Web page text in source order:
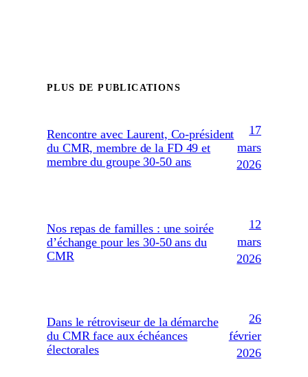
PLUS DE PUBLICATIONS
Rencontre avec Laurent, Co-président
du CMR, membre de la FD 49 et
membre du groupe 30-50 ans
17
mars
2026
Nos repas de familles : une soirée
d’échange pour les 30-50 ans du
CMR
12
mars
2026
Dans le rétroviseur de la démarche
du CMR face aux échéances
électorales
26
février
2026